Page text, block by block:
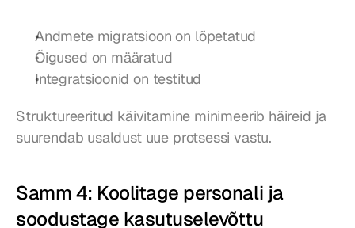
Andmete migratsioon on lõpetatud
Õigused on määratud
Integratsioonid on testitud
Struktureeritud käivitamine minimeerib häireid ja
suurendab usaldust uue protsessi vastu.
Samm 4: Koolitage personali ja
soodustage kasutuselevõttu